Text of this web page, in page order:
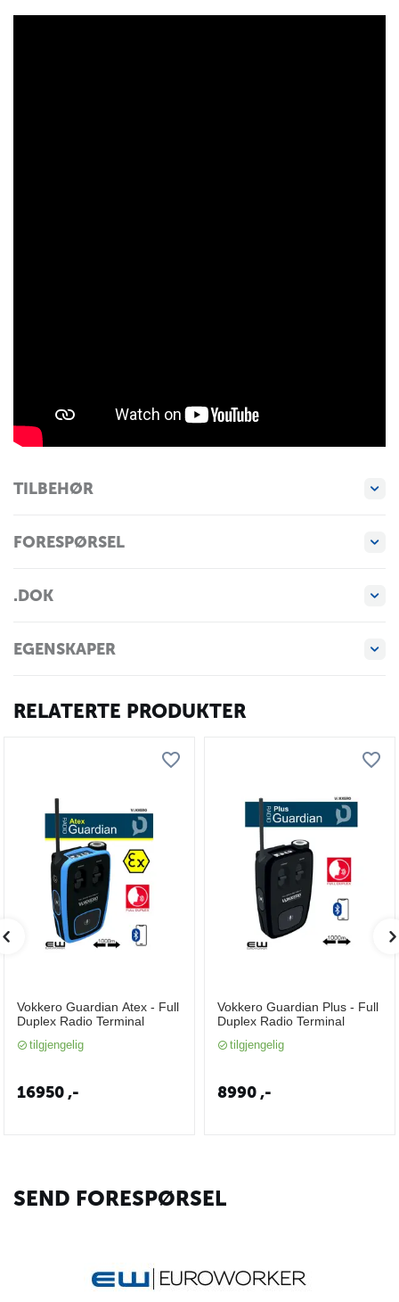
TILBEHØR
FORESPØRSEL
.DOK
EGENSKAPER
RELATERTE PRODUKTER
Vokkero Guardian Atex - Full
Duplex Radio Terminal
tilgjengelig
16950,-
Vokkero Guardian Plus - Full
Duplex Radio Terminal
tilgjengelig
8990,-
SEND FORESPØRSEL